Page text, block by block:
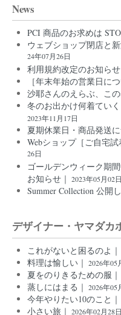
News
PCI 商品のお求めは
ウェブショップ閉店と
24年07月26日
利用規約改定のお知らせ
［年末年始の営業日に
沙耶さんのえらぶ、この
冬のお出かけ何着てい
2023年11月17日
夏期休業日・商品発送
Webショップ［ご自宅試
26日
ゴールデンウィーク期
お知らせ｜ 2023年05月02日
Summer Collection 公開
デザイナー・ヤマダカ
これがないと困るのよ｜
料理は愉しい｜ 2026年05
夏をのりきるための服｜
蒸しにはまる｜ 2026年05
今年やりたい10のこと｜
小さい旅｜ 2026年02月28日